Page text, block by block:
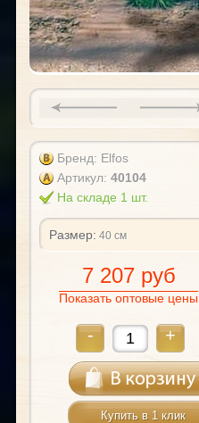
Бренд: Elfos
Артикул: 40104
На складе 1 шт.
Размер: 40 см
7 207 руб
Показать оптовые цены
- +
Купить в 1 клик